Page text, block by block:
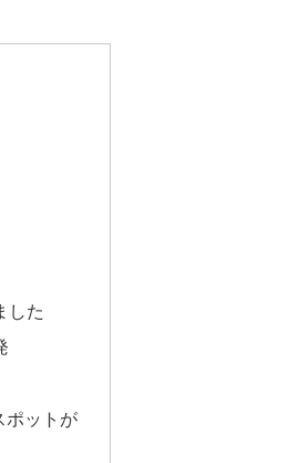
した
ポットが